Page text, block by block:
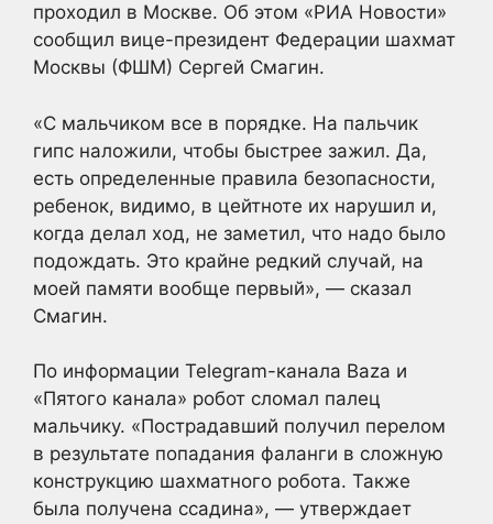
проходил в Москве. Об этом «РИА Новости»
сообщил вице-президент Федерации шахмат
Москвы (ФШМ) Сергей Смагин.
«С мальчиком все в порядке. На пальчик
гипс наложили, чтобы быстрее зажил. Да,
есть определенные правила безопасности,
ребенок, видимо, в цейтноте их нарушил и,
когда делал ход, не заметил, что надо было
подождать. Это крайне редкий случай, на
моей памяти вообще первый», — сказал
Смагин.
По информации Telegram-канала Baza и
«Пятого канала» робот сломал палец
мальчику. «Пострадавший получил перелом
в результате попадания фаланги в сложную
конструкцию шахматного робота. Также
была получена ссадина», — утверждает